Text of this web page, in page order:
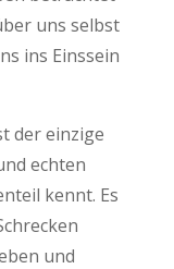
uns selbst
ins Einssein
der einzige
echten
kennt. Es
und